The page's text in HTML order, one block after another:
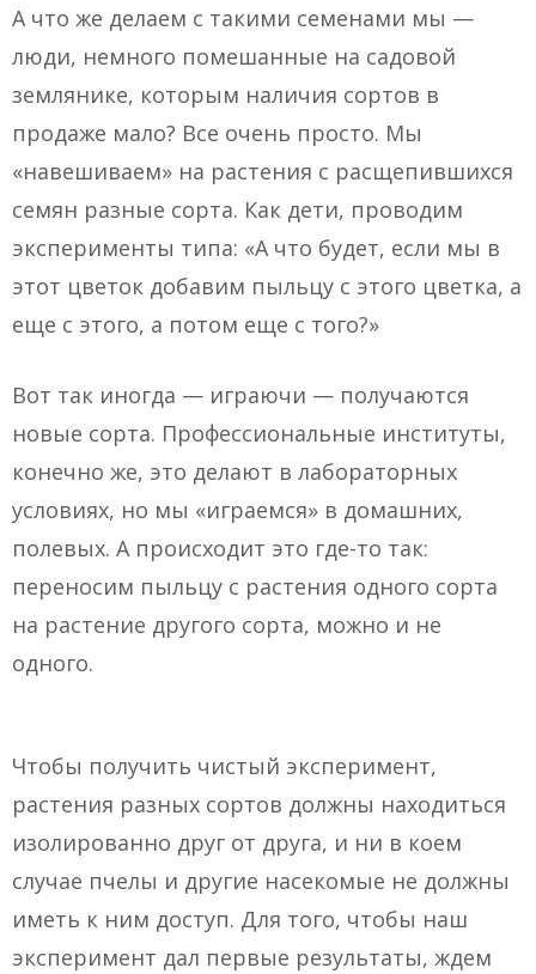
А что же делаем с такими семенами мы —
люди, немного помешанные на садовой
землянике, которым наличия сортов в
продаже мало? Все очень просто. Мы
«навешиваем» на растения с расщепившихся
семян разные сорта. Как дети, проводим
эксперименты типа: «А что будет, если мы в
этот цветок добавим пыльцу с этого цветка, а
еще с этого, а потом еще с того?»
Вот так иногда — играючи — получаются
новые сорта. Профессиональные институты,
конечно же, это делают в лабораторных
условиях, но мы «играемся» в домашних,
полевых. А происходит это где-то так:
переносим пыльцу с растения одного сорта
на растение другого сорта, можно и не
одного.
Чтобы получить чистый эксперимент,
растения разных сортов должны находиться
изолированно друг от друга, и ни в коем
случае пчелы и другие насекомые не должны
иметь к ним доступ. Для того, чтобы наш
эксперимент дал первые результаты, ждем